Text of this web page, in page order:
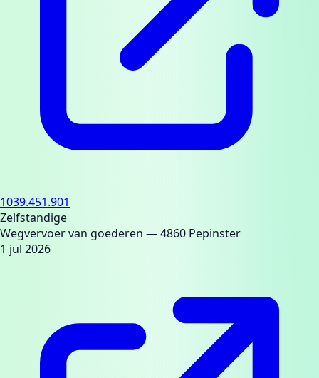
1039.451.901
Zelfstandige
Wegvervoer van goederen — 4860 Pepinster
1 jul 2026